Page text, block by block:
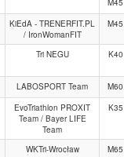
KiEdA - TRENERFIT.PL
/ IronWomanFIT
M45
Tri NEGU K40
LABOSPORT Team
M60
EvoTriathlon PROXIT
Team / Bayer LIFE
Team
K35
WKTri-Wrocław M65